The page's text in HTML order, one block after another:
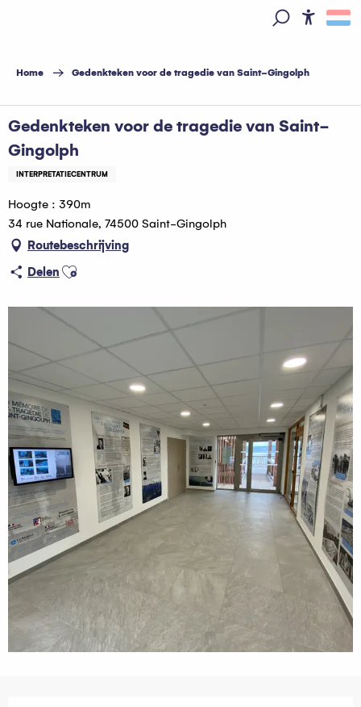
principal
Home Gedenkteken voor de tragedie van Saint-Gingolph
Gedenkteken voor de tragedie van Saint-
Gingolph
INTERPRETATIECENTRUM
Hoogte : 390m
34 rue Nationale, 74500 Saint-Gingolph
Routebeschrijving
Delen Ajouter aux favoris